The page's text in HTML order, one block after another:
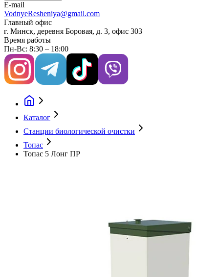
E-mail
VodnyeResheniya@gmail.com
Главный офис
г. Минск, деревня Боровая, д. 3, офис 303
Время работы
Пн-Вс: 8:30 – 18:00
Каталог
Станции биологической очистки
Топас
Топас 5 Лонг ПР